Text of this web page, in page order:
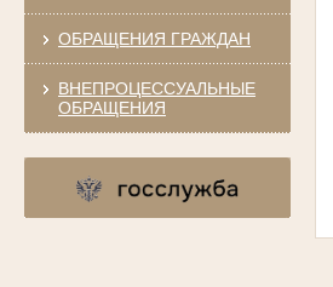
ОБРАЩЕНИЯ ГРАЖДАН
ВНЕПРОЦЕССУАЛЬНЫЕ
ОБРАЩЕНИЯ